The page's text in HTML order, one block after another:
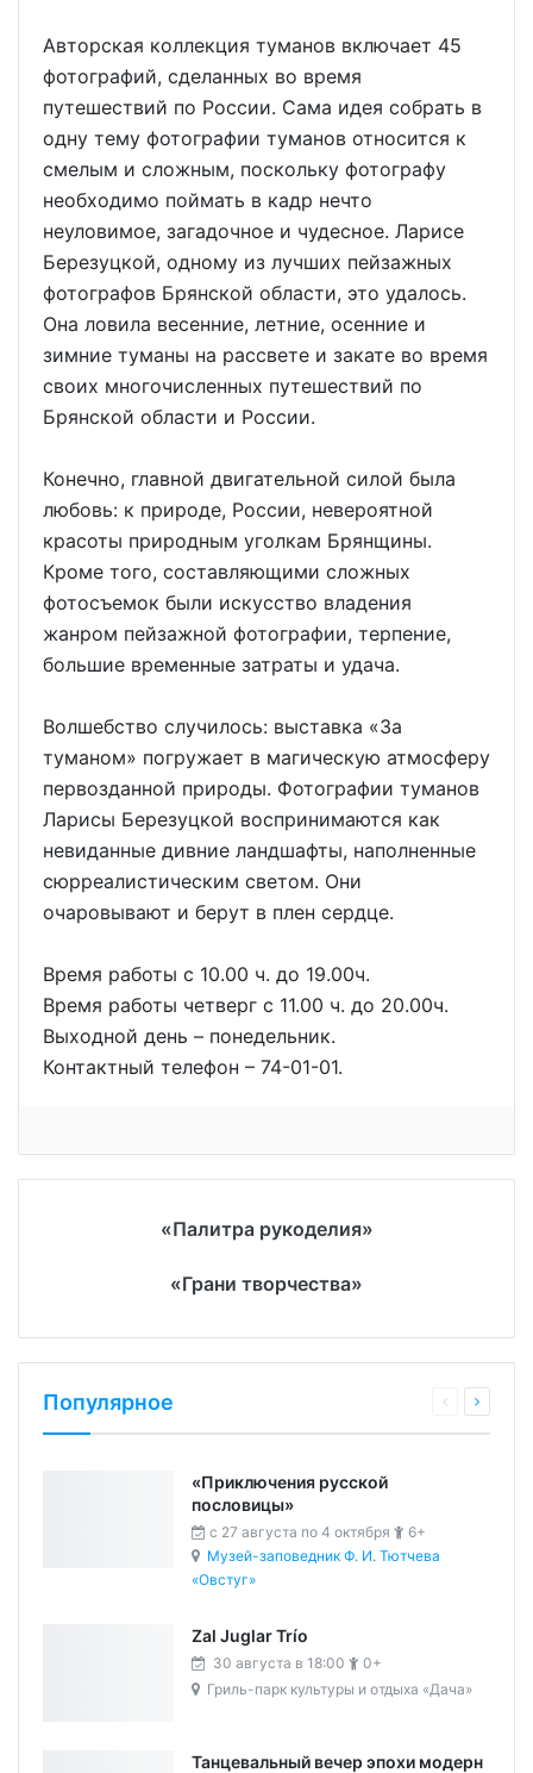
Авторская коллекция туманов включает 45
фотографий, сделанных во время
путешествий по России. Сама идея собрать в
одну тему фотографии туманов относится к
смелым и сложным, поскольку фотографу
необходимо поймать в кадр нечто
неуловимое, загадочное и чудесное. Ларисе
Березуцкой, одному из лучших пейзажных
фотографов Брянской области, это удалось.
Она ловила весенние, летние, осенние и
зимние туманы на рассвете и закате во время
своих многочисленных путешествий по
Брянской области и России.
Конечно, главной двигательной силой была
любовь: к природе, России, невероятной
красоты природным уголкам Брянщины.
Кроме того, составляющими сложных
фотосъемок были искусство владения
жанром пейзажной фотографии, терпение,
большие временные затраты и удача.
Волшебство случилось: выставка «За
туманом» погружает в магическую атмосферу
первозданной природы. Фотографии туманов
Ларисы Березуцкой воспринимаются как
невиданные дивние ландшафты, наполненные
сюрреалистическим светом. Они
очаровывают и берут в плен сердце.
Время работы с 10.00 ч. до 19.00ч.
Время работы четверг с 11.00 ч. до 20.00ч.
Выходной день – понедельник.
Контактный телефон – 74-01-01.
«Палитра рукоделия»
«Грани творчества»
Популярное
«Приключения русской
пословицы»
c 27 августа по 4 октября
6+
Музей-заповедник Ф. И. Тютчева
«Овстуг»
Zal Juglar Trío
30 августа в 18:00
0+
Гриль-парк культуры и отдыха «Дача»
Танцевальный вечер эпохи модерн